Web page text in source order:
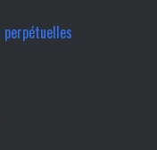
perpétuelles